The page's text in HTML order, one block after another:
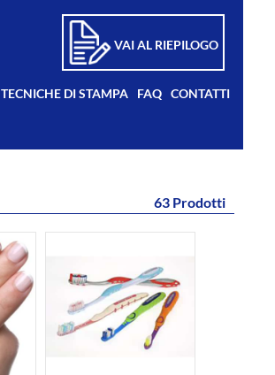
VAI AL RIEPILOGO
TECNICHE DI STAMPA FAQ CONTATTI
63 Prodotti